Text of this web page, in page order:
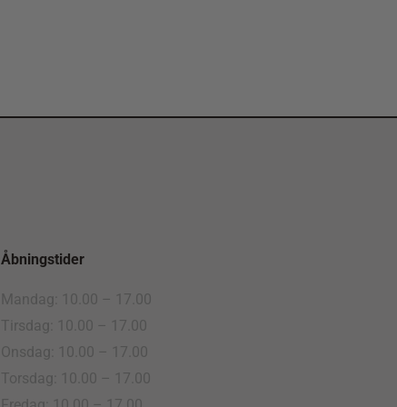
Åbningstider
Mandag: 10.00 – 17.00
Tirsdag: 10.00 – 17.00
Onsdag: 10.00 – 17.00
Torsdag: 10.00 – 17.00